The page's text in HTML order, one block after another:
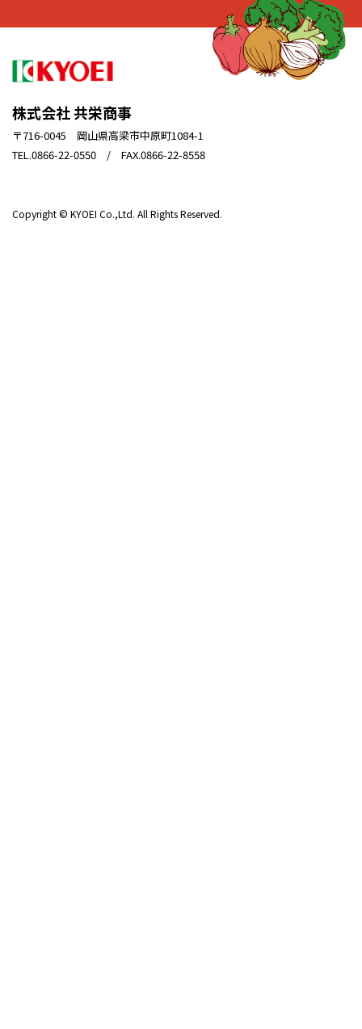
株式会社 共栄商事
〒716-0045 岡山県高梁市中原町1084-1
TEL.0866-22-0550 / FAX.0866-22-8558
Copyright © KYOEI Co.,Ltd. All Rights Reserved.